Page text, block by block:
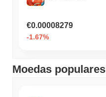
€0.00008279
-1.67%
Moedas populares